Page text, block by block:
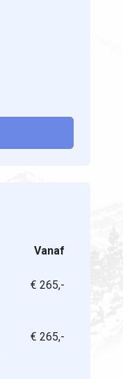
Vanaf
€ 265,-
€ 265,-